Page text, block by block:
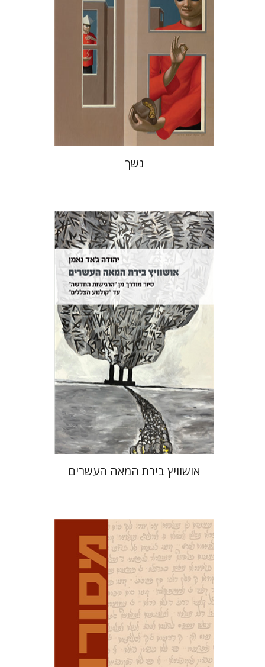
הנחת אתר ספר מודפס
$42
$38
נשך
יהודה ג'אד נאמן
הנחת אתר ספר מודפס
$35
$32
אושוויץ בירת המאה העשרים
דוד מ' בוניס עפרה תירוש-בקר